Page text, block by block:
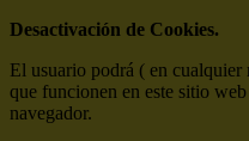
Desactivación de Cookies.
El usuario podrá ( en
que funcionen en este sitio
navegador.